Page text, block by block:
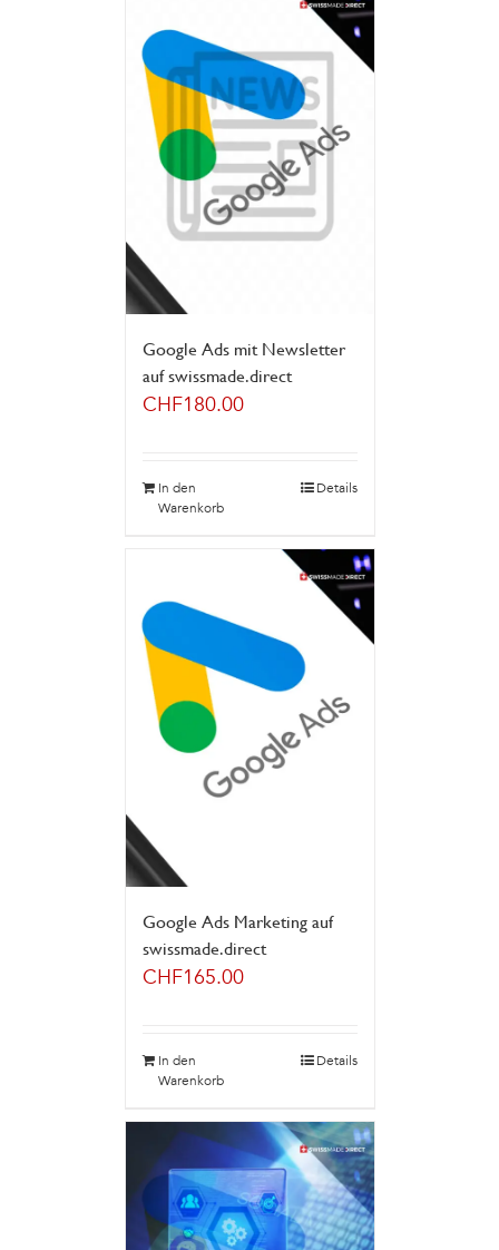
Google Ads mit Newsletter
auf swissmade.direct
CHF180.00
In den
Warenkorb
Details
Google Ads Marketing auf
swissmade.direct
CHF165.00
In den
Warenkorb
Details